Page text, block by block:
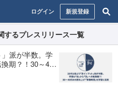
ログイン 新規登録
するプレスリリース一覧
派が半数。学
期？！30～40
習に活用